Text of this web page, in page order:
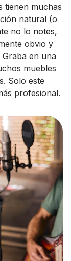
tienen muchas
natural (o
no lo notes,
obvio y
en una
muebles
Solo este
profesional.